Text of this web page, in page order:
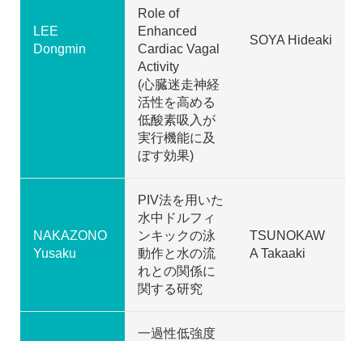
LEE
Dongmin
Role of
Enhanced
Cardiac Vagal
Activity
(心臓迷走神経
活性を高める
低酸素吸入が
実行機能に及
ぼす効果)
SOYA Hideaki
NAKAZONO
Yusaku
PIV法を用いた
水中ドルフィ
ンキックの泳
動作と水の流
れとの関係に
関する研究
TSUNOKAW
A Takaaki
一過性低強度